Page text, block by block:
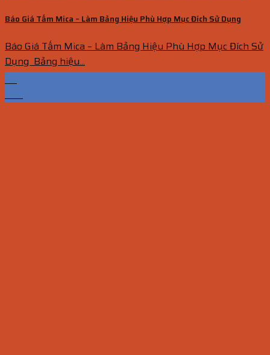
Báo Giá Tấm Mica – Làm Bảng Hiệu Phù Hợp Mục Đích Sử Dụng
Báo Giá Tấm Mica – Làm Bảng Hiệu Phù Hợp Mục Đích Sử
Dụng Bảng hiệu...